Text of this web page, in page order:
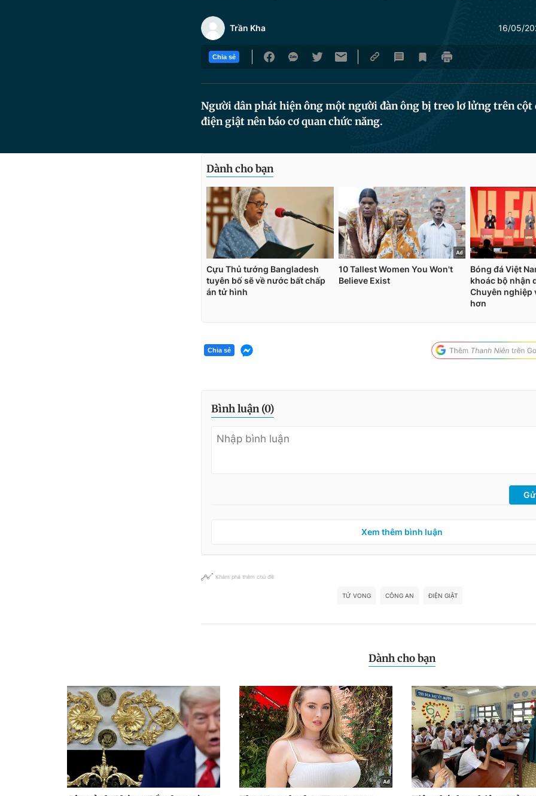
Trần Kha 16/05/
Chia sẻ
Người dân phát hiện ông một người đàn ông bị treo lơ lửng trên cột
điện giật nên báo cơ quan chức năng.
Chia sẻ
Bình luận (0)
Xem thêm bình luận
Khám phá thêm chủ đề
TỬ VONG CÔNG AN ĐIỆN GIẬT